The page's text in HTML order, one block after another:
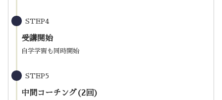
STEP4
受講開始
自学学習も同時開始
STEP5
中間コーチング(2回)